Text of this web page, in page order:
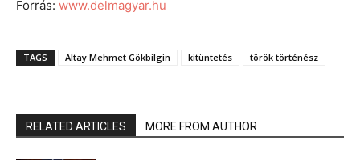
Forrás: www.delmagyar.hu
TAGS Altay Mehmet Gökbilgin kitüntetés török történész
RELATED ARTICLES MORE FROM AUTHOR